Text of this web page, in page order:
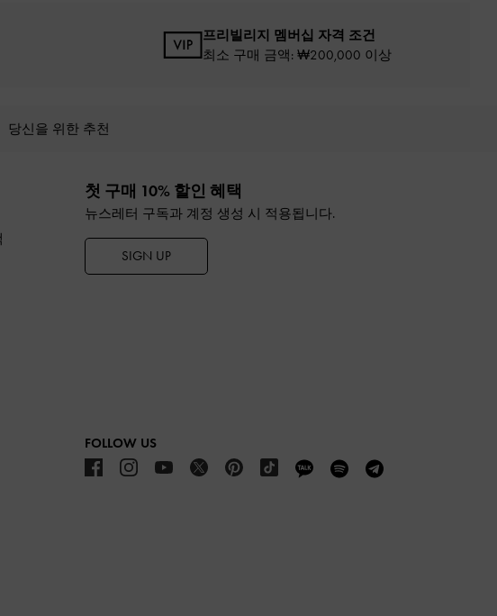
프리빌리지 멤버십 자격 조건
최소 구매 금액: ₩200,000 이상
당신을 위한 추천
첫 구매 10% 할인 혜택
뉴스레터 구독과 계정 생성 시 적용됩니다.
SIGN UP
FOLLOW US